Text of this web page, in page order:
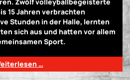
15 Jahren verbrachten
Stunden in der Halle, lernten
sich aus und hatten vor allem
Sport.
…